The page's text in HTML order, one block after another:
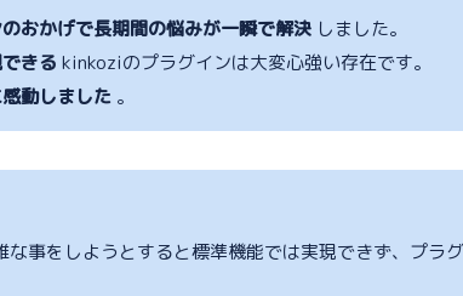
おかげで長期間の悩みが一瞬で解決 しました。
きる kinkoziのプラグインは大変心強い存在です。
動しました 。
事をしようとすると標準機能では実現できず、プラ